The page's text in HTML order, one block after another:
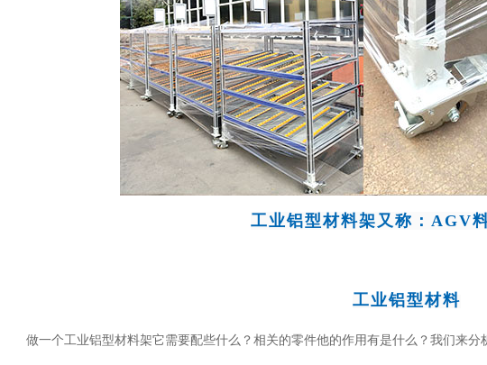
工业铝型材料架又称：AGV
工业铝型材料
做一个工业铝型材料架它需要配些什么？相关的零件他的作用有是什么？我们来分